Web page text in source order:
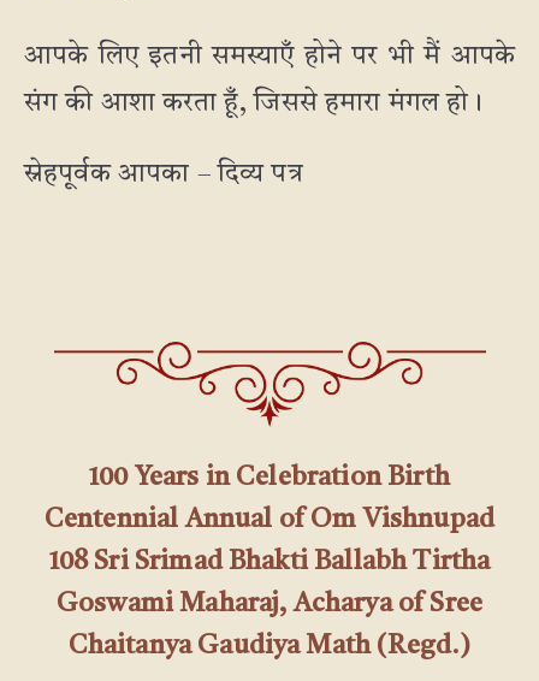
आपके लिए इतनी समस्याएँ होने पर भी मैं आपके
संग की आशा करता हूँ, जिससे हमारा मंगल हो।
स्नेहपूर्वक आपका – दिव्य पत्र
100 Years in Celebration Birth
Centennial Annual of Om Vishnupad
108 Sri Srimad Bhakti Ballabh Tirtha
Goswami Maharaj, Acharya of Sree
Chaitanya Gaudiya Math (Regd.)